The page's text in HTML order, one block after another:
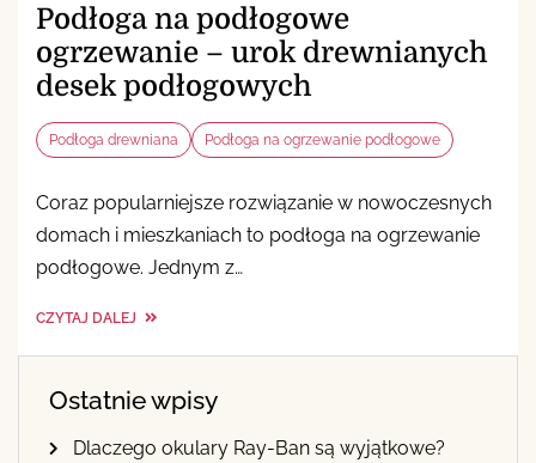
Podłoga na podłogowe
ogrzewanie – urok drewnianych
desek podłogowych
Podłoga drewniana Podłoga na ogrzewanie podłogowe
Coraz popularniejsze rozwiązanie w nowoczesnych
domach i mieszkaniach to podłoga na ogrzewanie
podłogowe. Jednym z…
CZYTAJ DALEJ
Ostatnie wpisy
Dlaczego okulary Ray-Ban są wyjątkowe?